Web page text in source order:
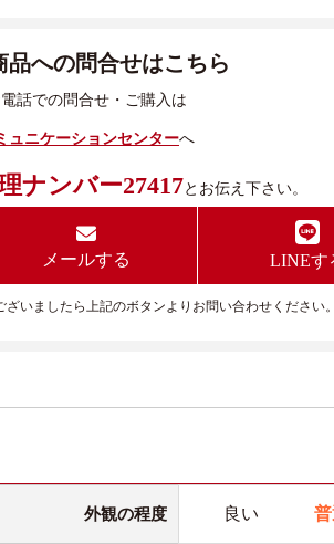
品への問合せはこちら
話での問合せ・ご購入は
ュニケーションセンターへ
ナンバー27417とお伝え下さい。
メールする LINEす
いましたら上記のボタンよりお問い合わせください
外観の程度 良い